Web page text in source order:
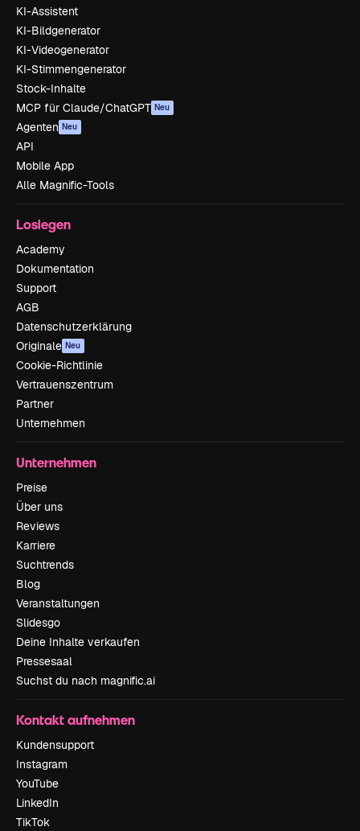
KI-Assistent
KI-Bildgenerator
KI-Videogenerator
KI-Stimmengenerator
Stock-Inhalte
MCP für Claude/ChatGPT Neu
Agenten Neu
API
Mobile App
Alle Magnific-Tools
Loslegen
Academy
Dokumentation
Support
AGB
Datenschutzerklärung
Originale Neu
Cookie-Richtlinie
Vertrauenszentrum
Partner
Unternehmen
Unternehmen
Preise
Über uns
Reviews
Karriere
Suchtrends
Blog
Veranstaltungen
Slidesgo
Deine Inhalte verkaufen
Pressesaal
Suchst du nach magnific.ai
Kontakt aufnehmen
Kundensupport
Instagram
YouTube
LinkedIn
TikTok